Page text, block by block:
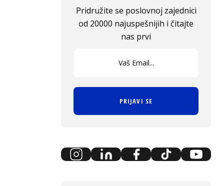
Pridružite se poslovnoj zajednici
od 20000 najuspešnijih i čitajte
nas prvi
PRIJAVI SE